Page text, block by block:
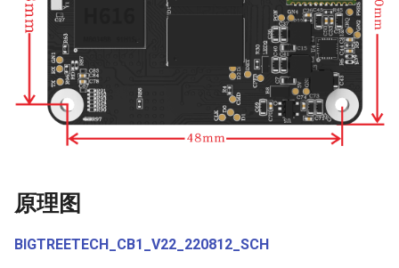
Panda Perch
Panda Perch H2
Panda PTFree
Panda Purge Shield
原理图
BIGTREETECH_CB1_V22_220812_SCH